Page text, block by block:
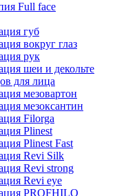
Full face
губ
вокруг глаз
рук
шеи и декольте
для лица
мезовартон
мезоксантин
Filorga
Plinest
Plinest Fast
Revi Silk
Revi strong
Revi eye
PROFHILO